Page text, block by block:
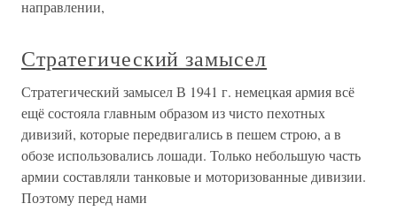
Замысел Стратегический замысел советского Верховного
командования базировался на двух ударах. Первый — со
стороны среднего течения Дона в южном направлении.
Второй — со стороны левого крыла Сталинградского
фронта (к югу от Сталинграда) в северо-западном